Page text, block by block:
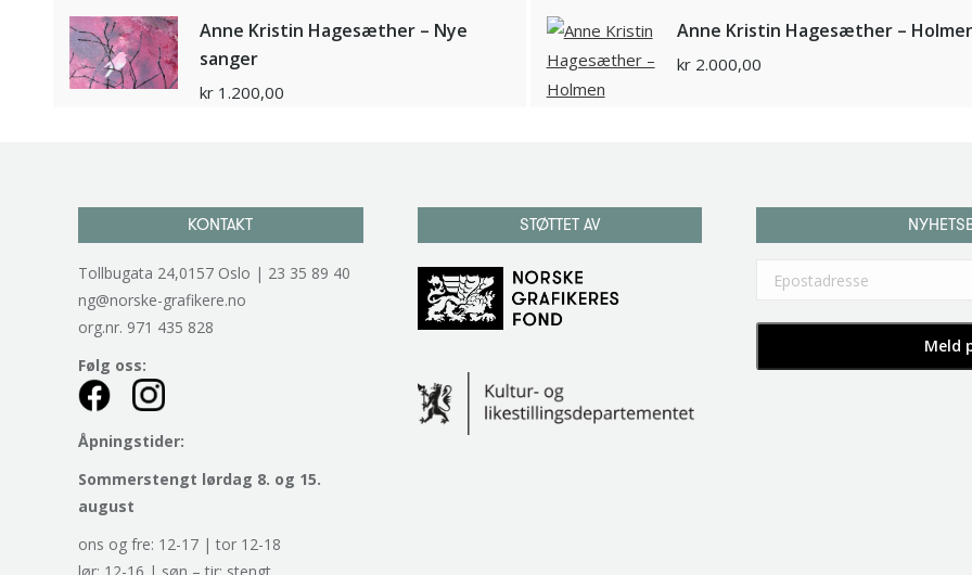
Anne Kristin Hagesæther – Nye
sanger
kr 1.200,00
Anne Kristin Hagesæther –
kr2.000,00
KONTAKT
Tollbugata 24,0157 Oslo | 23 35 89 40
ng@norske-grafikere.no
org.nr. 971 435 828
Følg oss:
Åpningstider:
Sommerstengt lørdag 8. og 15.
august
ons og fre: 12-17 | tor 12-18
STØTTET AV